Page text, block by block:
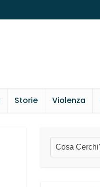
Storie Violenza